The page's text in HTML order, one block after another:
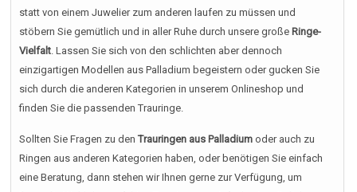
statt von einem Juwelier zum anderen laufen zu müssen und
stöbern Sie gemütlich und in aller Ruhe durch unsere große Ringe-
Vielfalt. Lassen Sie sich von den schlichten aber dennoch
einzigartigen Modellen aus Palladium begeistern oder gucken Sie
sich durch die anderen Kategorien in unserem Onlineshop und
finden Sie die passenden Trauringe.
Sollten Sie Fragen zu denTrauringen aus Palladium oder auch zu
Ringen aus anderen Kategorien haben, oder benötigen Sie einfach
eine Beratung, dann stehen wir Ihnen gerne zur Verfügung, um